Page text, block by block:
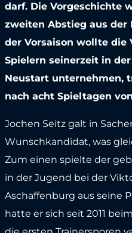
darf. Die Vorgeschichte
zweiten Abstieg aus der
der Vorsaison wollte
Spielern seinerzeit in
Neustart unternehmen,
nach acht Spieltagen
Jochen Seitz galt in
Wunschkandidat, was
Zum einen spielte der
in der Jugend bei der
Aschaffenburg aus seine
hatte er sich seit 2011